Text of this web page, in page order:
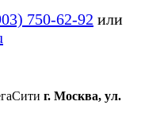
750-62-92 или
г. Москва, ул.